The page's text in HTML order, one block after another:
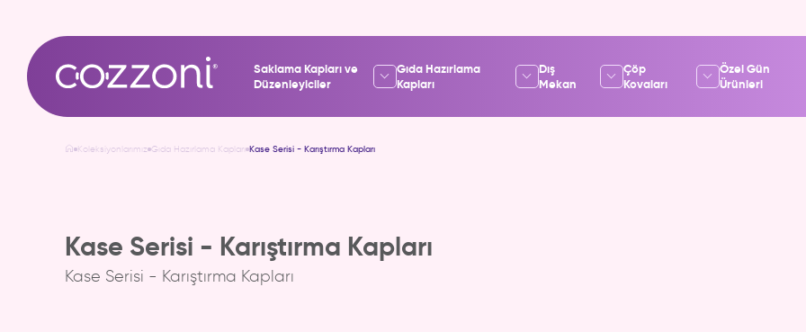
Saklama Kapları ve
Düzenleyiciler
Gıda Hazırlama
Kapları
Dış
Mekan
Çöp
Kovaları
Özel Gün
Ürünleri
Koleksiyonlarımız Gıda Hazırlama Kapları Kase Serisi - Karıştırma Kapları
Kase Serisi - Karıştırma Kapları
Kase Serisi - Karıştırma Kapları